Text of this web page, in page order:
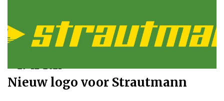
27-12-2021
Nieuw logo voor Strautmann